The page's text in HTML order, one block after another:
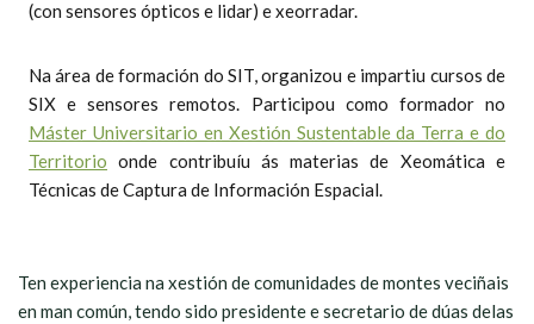
(con sensores ópticos e lidar) e xeorradar.
Na área de formación do SIT, organizou e impartiu cursos de
SIX e sensores remotos. Participou como formador no
Máster Universitario en Xestión Sustentable da Terra e do
Territorio onde contribuíu ás materias de Xeomática e
Técnicas de Captura de Información Espacial.
Ten experiencia na xestión de comunidades de montes veciñais
en man común, tendo sido presidente e secretario de dúas delas